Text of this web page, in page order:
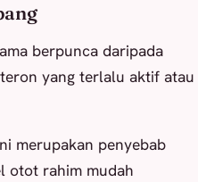
berpunca daripada
yang terlalu aktif atau
merupakan penyebab
otot rahim mudah